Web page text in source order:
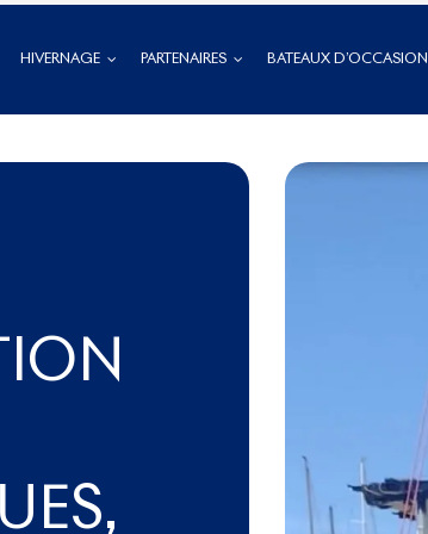
HIVERNAGE PARTENAIRES BATEAUX D’OCCASION